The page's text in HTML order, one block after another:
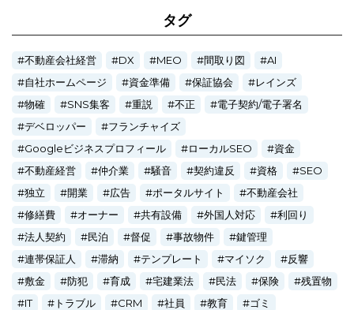
タグ
不動産会社経営 DX MEO 間取り図
AI
自社ホームページ
資金準備 保証協会
レインズ
物確
SNS集客 重説 不正
電子契約/電子署名
デベロッパー
フランチャイズ
Googleビジネスプロフィール
ローカルSEO
資金
不動産経営
仲介業 騒音 契約違反 資格
SEO
独立
開業 広告 ポータルサイト
不動産会社
修繕費
オーナー 共有設備 外国人対応
利回り
法人契約
民泊 督促 事故物件
鍵管理
連帯保証人
滞納 テンプレート マイソク
反響
敷金
防犯 育成 宅建業法 民法 保険
残置物
IT
トラブル CRM 社員 教育
ゴミ